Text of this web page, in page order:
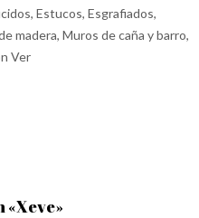
Estucos, Esgrafiados,
madera, Muros de caña y barro,
Ver
«Xeve»